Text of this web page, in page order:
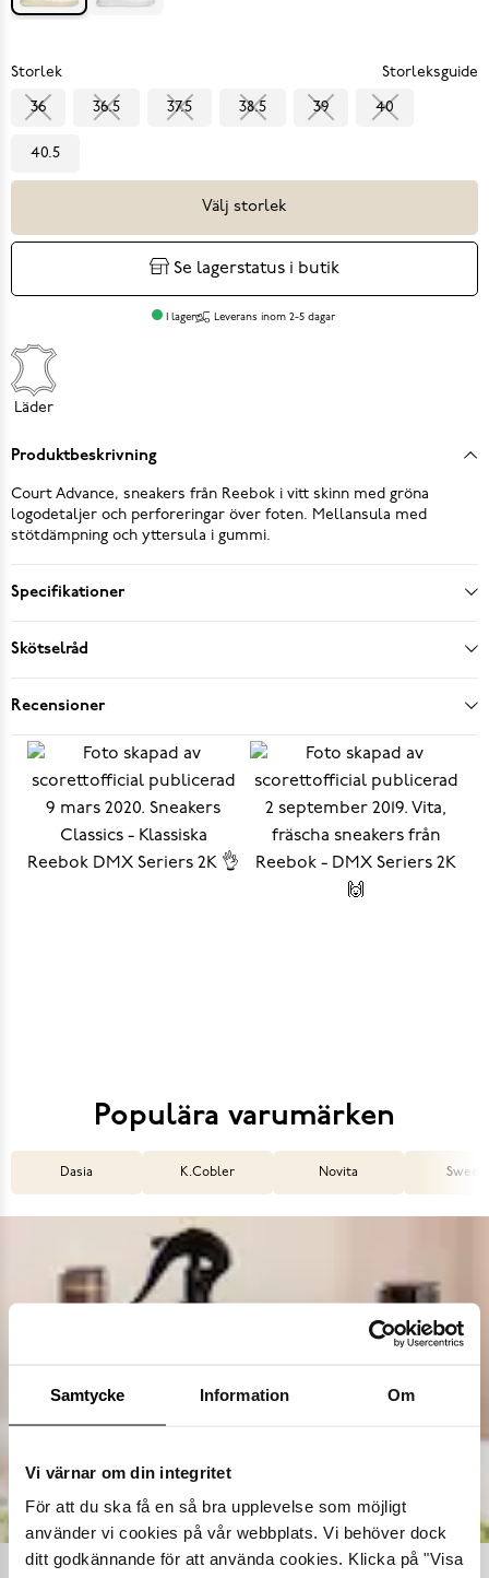
Samtycke Information Om
Vi värnar om din integritet
För att du ska få en så bra upplevelse som möjligt
använder vi cookies på vår webbplats. Vi behöver dock
ditt godkännande för att använda cookies. Klicka på "Visa
Storlek Storleksguide
36 36.5 37.5 38.5 39 40
40.5
Välj storlek
Se lagerstatus i butik
I lager Leverans inom 2-5 dagar
Läder
Produktbeskrivning
Court Advance, sneakers från Reebok i vitt skinn med gröna
logodetaljer och perforeringar över foten. Mellansula med
stötdämpning och yttersula i gummi.
Specifikationer
Skötselråd
Recensioner
Populära varumärken
Dasia K.Cobler Novita